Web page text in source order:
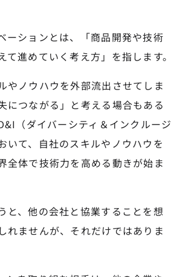
ーションとは、「商品開発や技術
進めていく考え方」を指します。
やノウハウを外部流出させてしま
につながる」と考える場合もある
（ダイバーシティ＆インクルージ
いて、自社のスキルやノウハウを
全体で技術力を高める動きが始ま
と、他の会社と協業することを想
れませんが、それだけではありま